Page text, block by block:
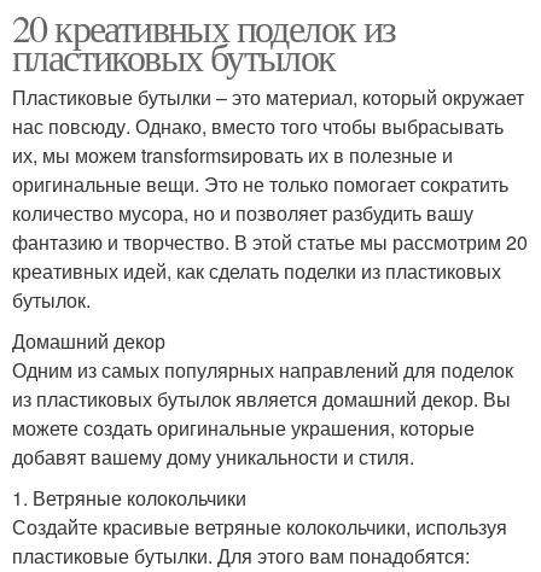
20 креативных поделок из
пластиковых бутылок
Пластиковые бутылки – это материал, который окружает
нас повсюду. Однако, вместо того чтобы выбрасывать
их, мы можем transformsировать их в полезные и
оригинальные вещи. Это не только помогает сократить
количество мусора, но и позволяет разбудить вашу
фантазию и творчество. В этой статье мы рассмотрим 20
креативных идей, как сделать поделки из пластиковых
бутылок.
Домашний декор
Одним из самых популярных направлений для поделок
из пластиковых бутылок является домашний декор. Вы
можете создать оригинальные украшения, которые
добавят вашему дому уникальности и стиля.
1. Ветряные колокольчики
Создайте красивые ветряные колокольчики, используя
пластиковые бутылки. Для этого вам понадобятся: